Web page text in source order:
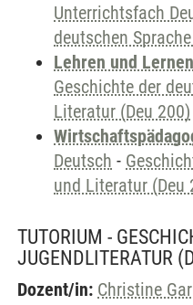
Unterrichtsfach
deutschen
Lehren und Lernen
Geschichte der
Literatur (Deu 200)
Deutsch -
und Literatur (Deu
TUTORIUM -
JUGENDLITERATUR
Dozent/in: Christine